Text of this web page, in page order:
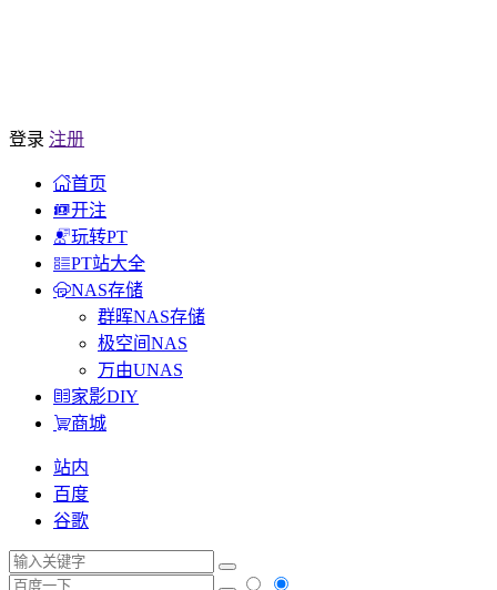
登录 注册
首页
开注
玩转PT
PT站大全
NAS存储
群晖NAS存储
极空间NAS
万由UNAS
家影DIY
商城
站内
百度
谷歌